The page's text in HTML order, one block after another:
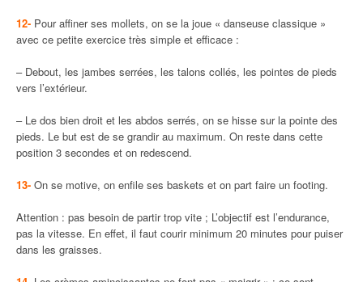
12- Pour affiner ses mollets, on se la joue « danseuse classique »
avec ce petite exercice très simple et efficace :
– Debout, les jambes serrées, les talons collés, les pointes de pieds
vers l’extérieur.
– Le dos bien droit et les abdos serrés, on se hisse sur la pointe des
pieds. Le but est de se grandir au maximum. On reste dans cette
position 3 secondes et on redescend.
13- On se motive, on enfile ses baskets et on part faire un footing.
Attention : pas besoin de partir trop vite ; L’objectif est l’endurance,
pas la vitesse. En effet, il faut courir minimum 20 minutes pour puiser
dans les graisses.